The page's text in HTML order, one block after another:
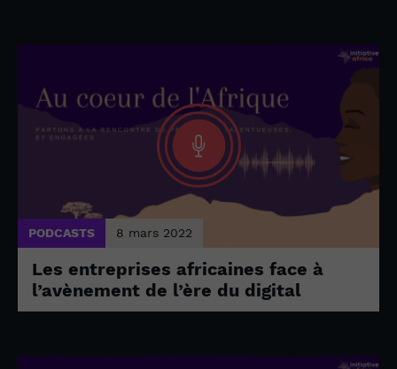
PODCASTS 8 mars 2022
Les entreprises africaines face à
l’avènement de l’ère du digital